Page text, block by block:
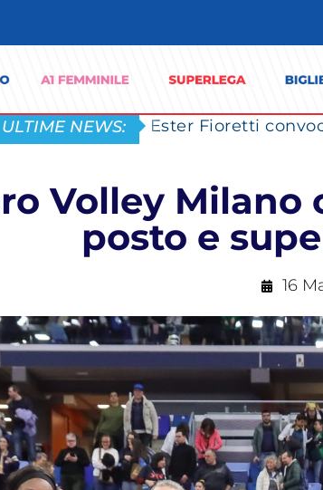
ULTIME NEWS: Ester Fioretti
Volley
posto e
16